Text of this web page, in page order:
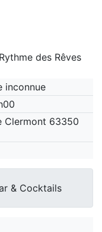
des Rêves
inconnue
Clermont 63350
& Cocktails